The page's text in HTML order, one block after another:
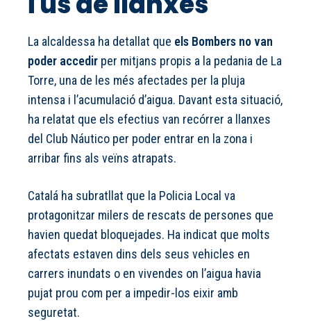
La alcaldessa ha detallat que els Bombers no van
poder accedir per mitjans propis a la pedania de La
Torre, una de les més afectades per la pluja
intensa i l’acumulació d’aigua. Davant esta situació,
ha relatat que els efectius van recórrer a llanxes
del Club Náutico per poder entrar en la zona i
arribar fins als veïns atrapats.
Catalá ha subratllat que la Policia Local va
protagonitzar milers de rescats de persones que
havien quedat bloquejades. Ha indicat que molts
afectats estaven dins dels seus vehicles en
carrers inundats o en vivendes on l’aigua havia
pujat prou com per a impedir-los eixir amb
seguretat.